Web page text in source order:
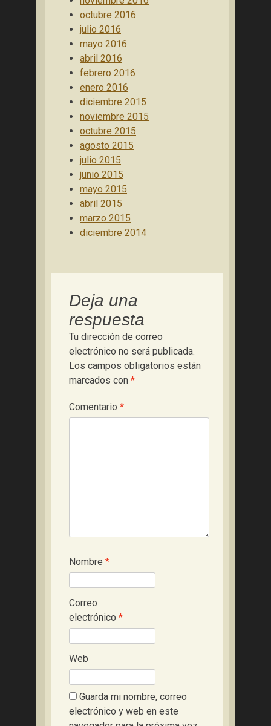
octubre 2016
julio 2016
mayo 2016
abril 2016
febrero 2016
enero 2016
diciembre 2015
noviembre 2015
octubre 2015
agosto 2015
julio 2015
junio 2015
mayo 2015
abril 2015
marzo 2015
diciembre 2014
Deja una
respuesta
Tu dirección de correo
electrónico no será publicada.
Los campos obligatorios están
marcados con *
Comentario *
Nombre *
Correo
electrónico *
Web
Guarda mi nombre, correo
electrónico y web en este